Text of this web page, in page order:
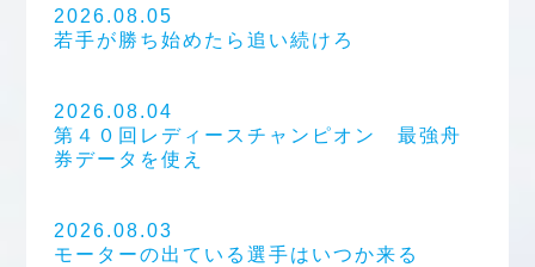
2026.08.05
若手が勝ち始めたら追い続けろ
2026.08.04
第４０回レディースチャンピオン 最強舟
券データを使え
2026.08.03
モーターの出ている選手はいつか来る